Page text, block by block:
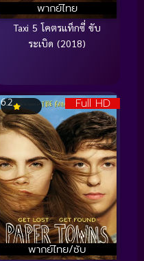
พากย์ไทย
Taxi 5 โคตรแท็กซี่ ขับ
ระเบิด (2018)
Full HD
พากย์ไทย/ซับ
6.2